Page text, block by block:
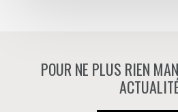
POUR NE PLUS RIEN